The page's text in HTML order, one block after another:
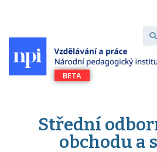
Střední
obchodu a